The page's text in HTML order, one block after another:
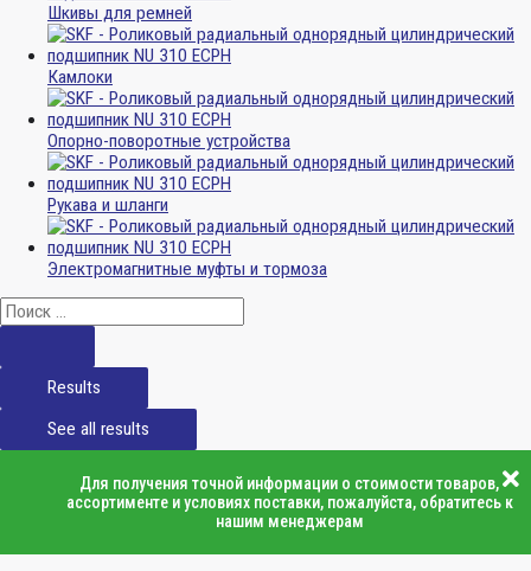
Шкивы для ремней
Камлоки
Опорно-поворотные устройства
Рукава и шланги
Электромагнитные муфты и тормоза
Results
See all results
Для получения точной информации о стоимости товаров,
ассортименте и условиях поставки, пожалуйста, обратитесь к
нашим менеджерам